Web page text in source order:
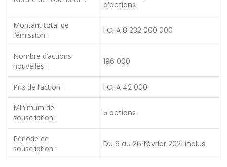
d’actions
Montant total de
l’émission :
FCFA 8 232 000 000
Nombre d’actions
nouvelles :
196 000
Prix de l’action : FCFA 42 000
Minimum de
souscription :
5 actions
Période de
souscription :
Du 9 au 26 février 2021 inclus